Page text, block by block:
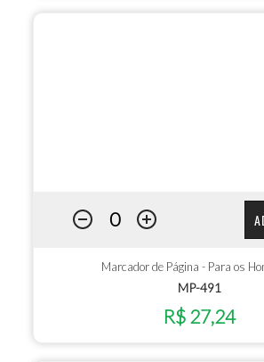
Marcador de Página - Para os
MP-491
R$ 27,24